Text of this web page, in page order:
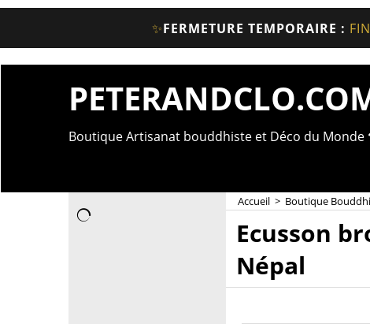
✨FERMETURE TEMPORAIRE :
Boutique Artisanat bouddhiste et Déco du
Accueil > Boutique
Ecusson
Népal